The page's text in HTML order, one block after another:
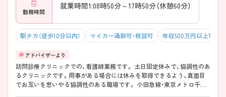
勤務時間
就業時間1:08時50分～17時50分（休憩60分）
駅チカ（徒歩10分以内） マイカー通勤可・相談可 年収500万円以上可
訪問診療クリニックでの、看護師業務です。 土日固定休みで、協調性のあ
るクリニックです。用事がある場合には休みを取得できるよう、真面目
でお互いを思いやる協調性のある職場です。 小田急線・東京メトロ千代